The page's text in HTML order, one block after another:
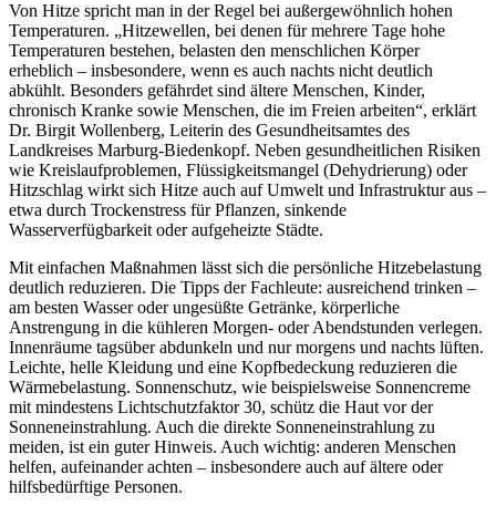
Von Hitze spricht man in der Regel bei außergewöhnlich hohen
Temperaturen. „Hitzewellen, bei denen für mehrere Tage hohe
Temperaturen bestehen, belasten den menschlichen Körper
erheblich – insbesondere, wenn es auch nachts nicht deutlich
abkühlt. Besonders gefährdet sind ältere Menschen, Kinder,
chronisch Kranke sowie Menschen, die im Freien arbeiten“, erklärt
Dr. Birgit Wollenberg, Leiterin des Gesundheitsamtes des
Landkreises Marburg-Biedenkopf. Neben gesundheitlichen Risiken
wie Kreislaufproblemen, Flüssigkeitsmangel (Dehydrierung) oder
Hitzschlag wirkt sich Hitze auch auf Umwelt und Infrastruktur aus –
etwa durch Trockenstress für Pflanzen, sinkende
Wasserverfügbarkeit oder aufgeheizte Städte.
Mit einfachen Maßnahmen lässt sich die persönliche Hitzebelastung
deutlich reduzieren. Die Tipps der Fachleute: ausreichend trinken –
am besten Wasser oder ungesüßte Getränke, körperliche
Anstrengung in die kühleren Morgen- oder Abendstunden verlegen.
Innenräume tagsüber abdunkeln und nur morgens und nachts lüften.
Leichte, helle Kleidung und eine Kopfbedeckung reduzieren die
Wärmebelastung. Sonnenschutz, wie beispielsweise Sonnencreme
mit mindestens Lichtschutzfaktor 30, schütz die Haut vor der
Sonneneinstrahlung. Auch die direkte Sonneneinstrahlung zu
meiden, ist ein guter Hinweis. Auch wichtig: anderen Menschen
helfen, aufeinander achten – insbesondere auch auf ältere oder
hilfsbedürftige Personen.